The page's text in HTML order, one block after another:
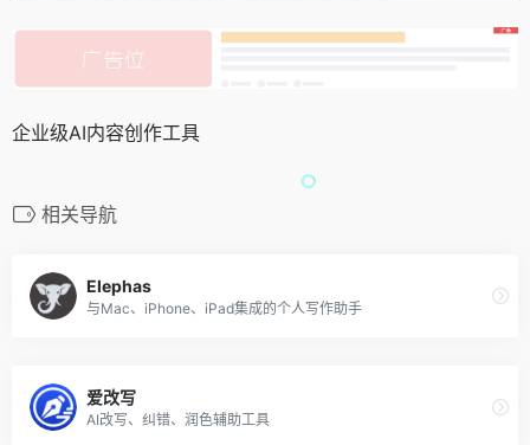
企业级AI内容创作工具
相关导航
Elephas
与Mac、iPhone、iPad集成的个人写作助手
爱改写
AI改写、纠错、润色辅助工具